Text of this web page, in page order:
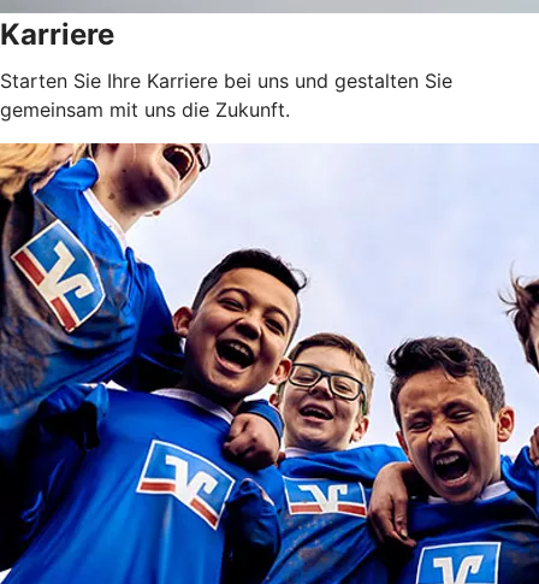
Karriere
Starten Sie Ihre Karriere bei uns und gestalten Sie
gemeinsam mit uns die Zukunft.